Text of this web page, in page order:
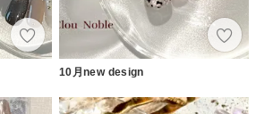
10月new design